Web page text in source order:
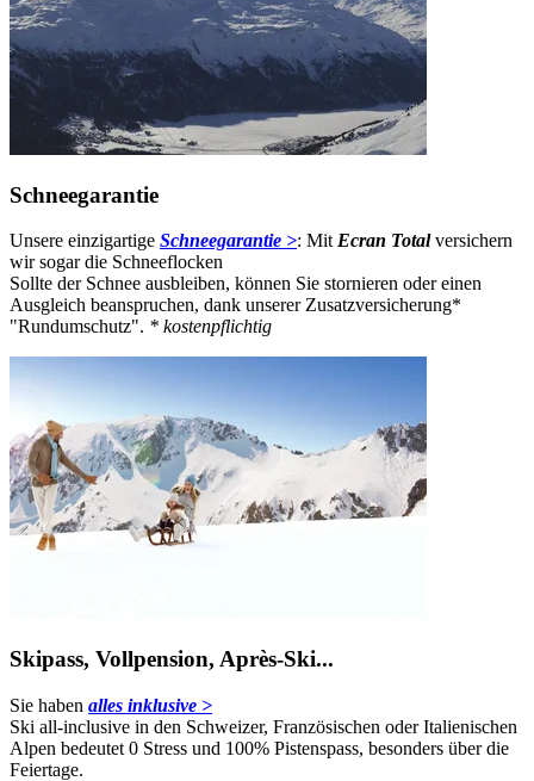
Schneegarantie
Unsere einzigartige Schneegarantie >: Mit Ecran Totalversichern
wir sogar die Schneeflocken
Sollte der Schnee ausbleiben, können Sie stornieren oder einen
Ausgleich beanspruchen, dank unserer Zusatzversicherung*
"Rundumschutz". * kostenpflichtig
Skipass, Vollpension, Après-Ski...
Sie haben alles inklusive >
Ski all-inclusive in den Schweizer, Französischen oder Italienischen
Alpen bedeutet 0 Stress und 100% Pistenspass, besonders über die
Feiertage.